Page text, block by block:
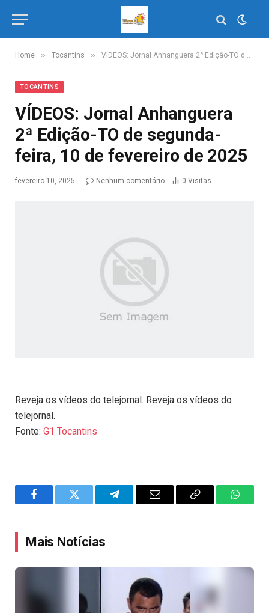
Home » Tocantins » VÍDEOS: Jornal Anhanguera 2ª Edição-TO de segunda-feira, 10 de fevereiro de 2025
TOCANTINS
VÍDEOS: Jornal Anhanguera
2ª Edição-TO de segunda-
feira, 10 de fevereiro de 2025
fevereiro 10, 2025 Nenhum comentário 0 Visitas
Reveja os vídeos do telejornal. Reveja os vídeos do
telejornal.
Fonte: G1 Tocantins
FacebookTwitter TelegramEmail
Copy
Mais Notícias